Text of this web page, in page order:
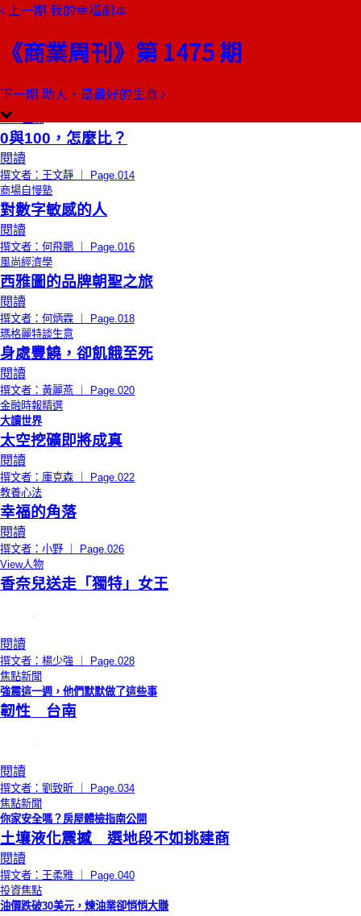
上一期 我的幸福劇本
《商業周刊》第 1475 期
下一期 助人，是最好的生意
本期目錄
限時免費總編輯的話
臥地延命
閱讀
撰文者：郭奕伶 ｜ Page.012
CEO上線
0與100，怎麼比？
閱讀
撰文者：王文靜 ｜ Page.014
商場自慢塾
對數字敏感的人
閱讀
撰文者：何飛鵬 ｜ Page.016
風尚經濟學
西雅圖的品牌朝聖之旅
閱讀
撰文者：何炳霖 ｜ Page.018
瑪格麗特談生意
身處豐饒，卻飢餓至死
閱讀
撰文者：黃麗燕 ｜ Page.020
金融時報精選
大讀世界
太空挖礦即將成真
閱讀
撰文者：庫克森 ｜ Page.022
教養心法
幸福的角落
閱讀
撰文者：小野 ｜ Page.026
View人物
香奈兒送走「獨特」女王
閱讀
撰文者：楊少強 ｜ Page.028
焦點新聞
強震這一週，他們默默做了這些事
韌性 台南
閱讀
撰文者：劉致昕 ｜ Page.034
焦點新聞
你家安全嗎？房屋體檢指南公開
土壤液化震撼 選地段不如挑建商
閱讀
撰文者：王柔雅 ｜ Page.040
投資焦點
油價跌破30美元，煉油業卻悄悄大賺